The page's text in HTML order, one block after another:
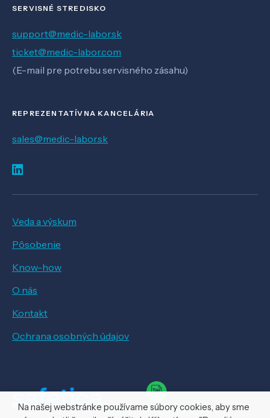
SERVISNÉ STREDISKO
support@medic-labor.sk
ticket@medic-labor.com
(E-mail pre potrebu servisného zásahu)
REPREZENTATÍVNA KANCELÁRIA
sales@medic-labor.sk
Veda a výskum
Pôsobenie
Know-how
O nás
Kontakt
Ochrana osobných údajov
Na našej webstránke používame súbory cookies, aby sme